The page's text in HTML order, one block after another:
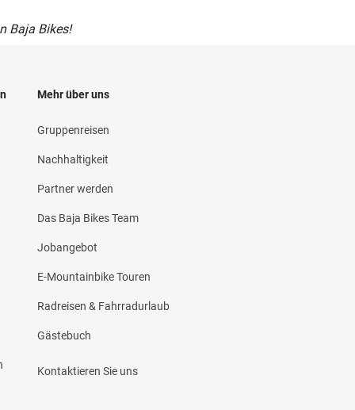
Baja Bikes!
Mehr über uns
Gruppenreisen
Nachhaltigkeit
Partner werden
Das Baja Bikes Team
Jobangebot
E-Mountainbike Touren
Radreisen & Fahrradurlaub
Gästebuch
Kontaktieren Sie uns